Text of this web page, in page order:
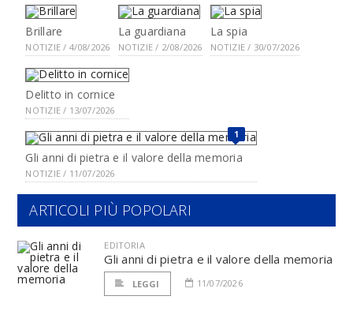
Brillare
NOTIZIE / 4/08/2026
La guardiana
NOTIZIE / 2/08/2026
La spia
NOTIZIE / 30/07/2026
Delitto in cornice
NOTIZIE / 13/07/2026
1
Gli anni di pietra e il valore della memoria
NOTIZIE / 11/07/2026
ARTICOLI PIÙ POPOLARI
EDITORIA
Gli anni di pietra e il valore della memoria
LEGGI 11/07/2026